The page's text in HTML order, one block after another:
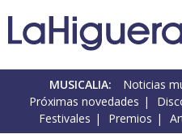
MUSICALIA: Noticias
Próximas novedades
Festivales
Premios